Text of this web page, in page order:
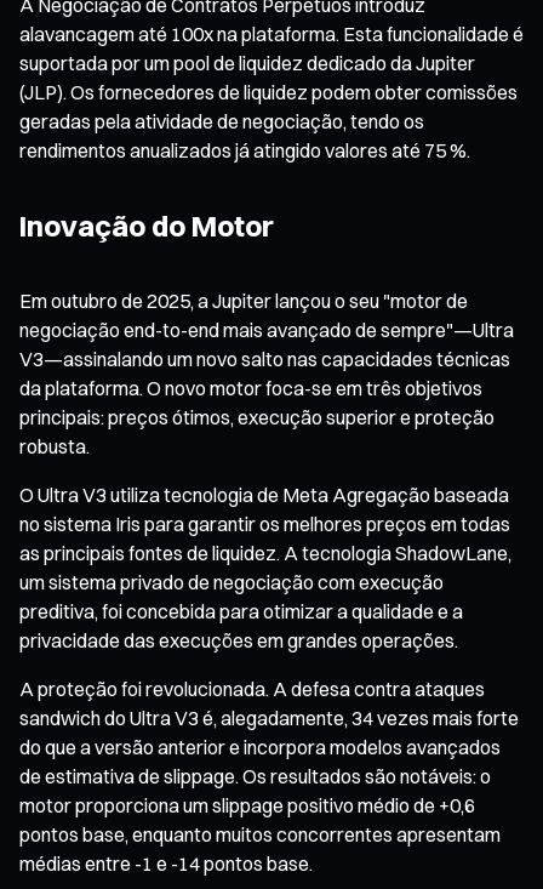
alavancagem até 100x na plataforma. Esta funcionalidade é
suportada por um pool de liquidez dedicado da Jupiter
(JLP). Os fornecedores de liquidez podem obter comissões
geradas pela atividade de negociação, tendo os
rendimentos anualizados já atingido valores até 75 %.
Inovação do Motor
Em outubro de 2025, a Jupiter lançou o seu "motor de
negociação end-to-end mais avançado de sempre"—Ultra
V3—assinalando um novo salto nas capacidades técnicas
da plataforma. O novo motor foca-se em três objetivos
principais: preços ótimos, execução superior e proteção
robusta.
O Ultra V3 utiliza tecnologia de Meta Agregação baseada
no sistema Iris para garantir os melhores preços em todas
as principais fontes de liquidez. A tecnologia ShadowLane,
um sistema privado de negociação com execução
preditiva, foi concebida para otimizar a qualidade e a
privacidade das execuções em grandes operações.
A proteção foi revolucionada. A defesa contra ataques
sandwich do Ultra V3 é, alegadamente, 34 vezes mais forte
do que a versão anterior e incorpora modelos avançados
de estimativa de slippage. Os resultados são notáveis: o
motor proporciona um slippage positivo médio de +0,6
pontos base, enquanto muitos concorrentes apresentam
médias entre -1 e -14 pontos base.